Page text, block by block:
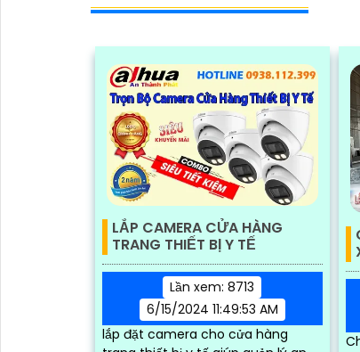
LẮP CAMERA CỬA HÀNG
TRANG THIẾT BỊ Y TẾ
Lần xem: 8713
6/15/2024 11:49:53 AM
lắp đặt camera cho cửa hàng